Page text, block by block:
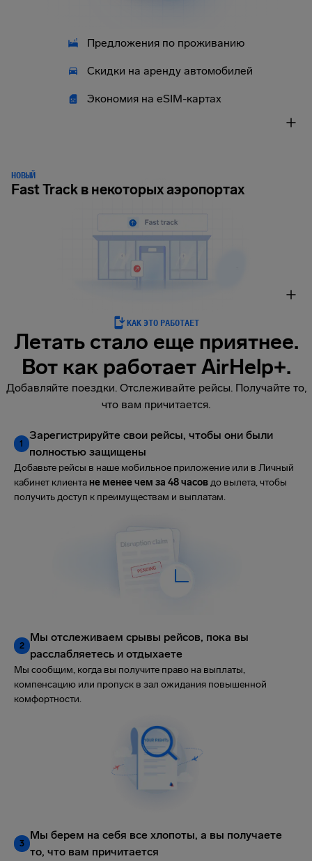
Предложения по проживанию
Скидки на аренду автомобилей
Экономия на eSIM-картах
НОВЫЙ
Fast Track в некоторых аэропортах
КАК ЭТО РАБОТАЕТ
Летать стало еще приятнее.
Вот как работает AirHelp+.
Добавляйте поездки. Отслеживайте рейсы. Получайте то,
что вам причитается.
1
Зарегистрируйте свои рейсы, чтобы они были
полностью защищены
Добавьте рейсы в наше мобильное приложение или в Личный
кабинет клиента не менее чем за 48 часовдо вылета, чтобы
получить доступ к преимуществам и выплатам.
2
Мы отслеживаем срывы рейсов, пока вы
расслабляетесь и отдыхаете
Мы сообщим, когда вы получите право на выплаты,
компенсацию или пропуск в зал ожидания повышенной
комфортности.
3
Мы берем на себя все хлопоты, а вы получаете
то, что вам причитается